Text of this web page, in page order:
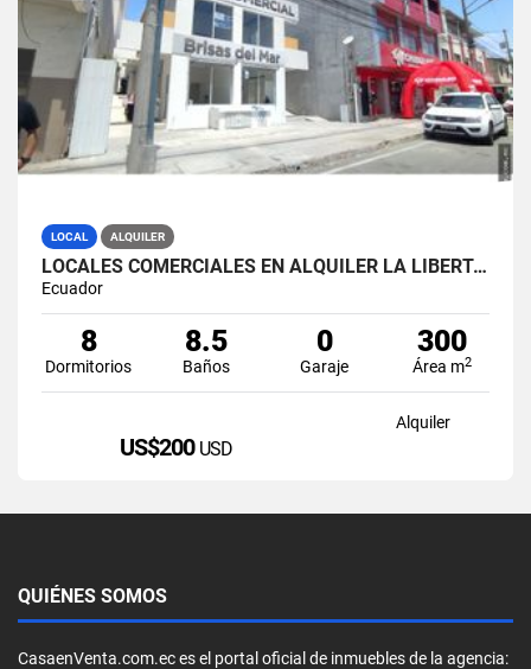
LOCAL ALQUILER
LOCALES COMERCIALES EN ALQUILER LA LIBERTAD AV. 9 OCTUBRE
Ecuador
8
Dormitorios
8.5
Baños
0
Garaje
300
Área m2
Alquiler
US$200 USD
QUIÉNES SOMOS
CasaenVenta.com.ec es el portal oficial de inmuebles de la agencia: